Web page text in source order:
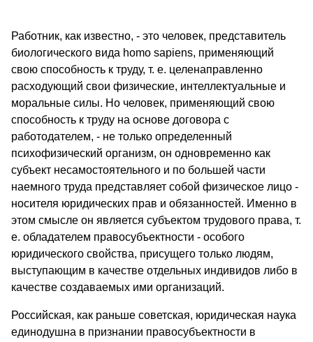
Работник, как известно, - это человек, представитель
биологического вида homo sapiens, применяющий
свою способность к труду, т. е. целенаправленно
расходующий свои физические, интеллектуальные и
моральные силы. Но человек, применяющий свою
способность к труду на основе договора с
работодателем, - не только определенный
психофизический организм, он одновременно как
субъект несамостоятельного и по большей части
наемного труда представляет собой физическое лицо -
носителя юридических прав и обязанностей. Именно в
этом смысле он является субъектом трудового права, т.
е. обладателем правосубъектности - особого
юридического свойства, присущего только людям,
выступающим в качестве отдельных индивидов либо в
качестве создаваемых ими организаций.
Российская, как раньше советская, юридическая наука
единодушна в признании правосубъектности в